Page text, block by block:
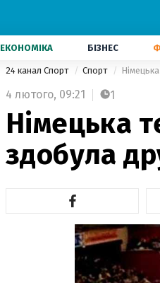
ЕКОНОМІКА БІЗНЕС
24 канал Спорт Спорт
4 лютого, 09:21 1
Німецька
здобула